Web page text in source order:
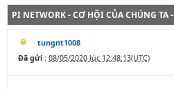
PI NETWORK - CƠ HỘI CỦA CHÚNG TA -
tungnt1008
Đã gửi : 08/05/2020 lúc 12:48:13(UTC)